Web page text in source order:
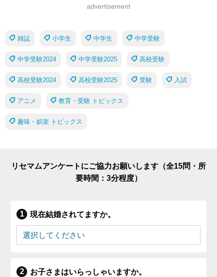
advertisement
雑誌 小学生 中学生 中学受験
中学受験2024 中学受験2025 高校受験
高校受験2024 高校受験2025 受験 入試
アニメ 教育・受験 トピックス
趣味・娯楽 トピックス
リセマムアンケートにご協力お願いします（全15問・所
要時間：3分程度）
現在結婚されてますか。
お子さまはいらっしゃいますか。